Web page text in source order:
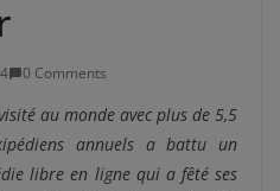
0 Comments
au monde avec plus de 5,5
annuels a battu un
libre en ligne qui a fêté ses